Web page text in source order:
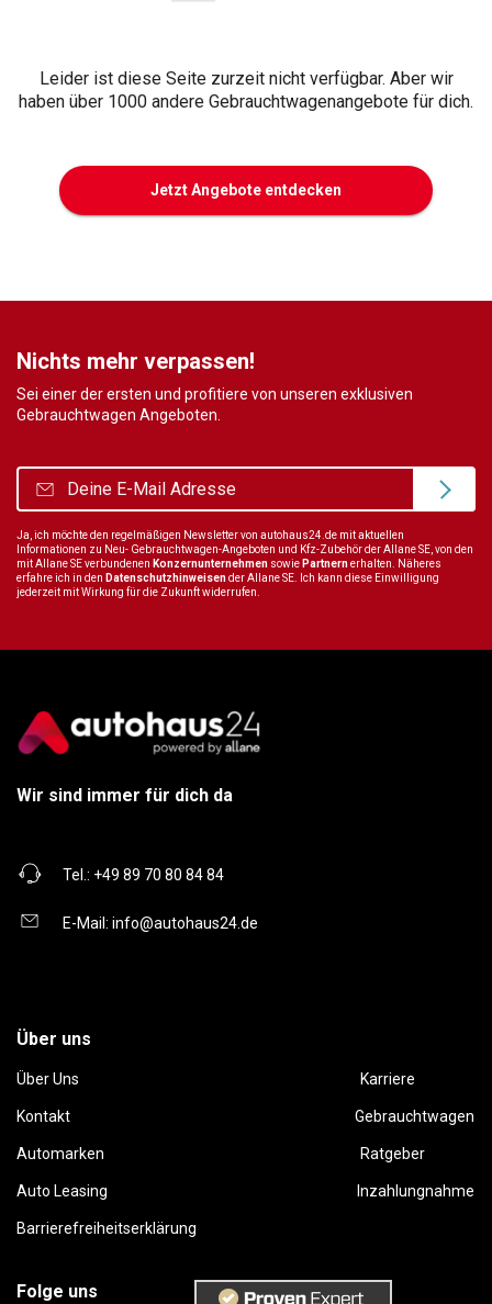
Leider ist diese Seite zurzeit nicht verfügbar. Aber wir
haben über 1000 andere Gebrauchtwagenangebote für dich.
Jetzt Angebote entdecken
Nichts mehr verpassen!
Sei einer der ersten und profitiere von unseren exklusiven
Gebrauchtwagen Angeboten.
Ja, ich möchte den regelmäßigen Newsletter von autohaus24.de mit aktuellen
Informationen zu Neu- Gebrauchtwagen-Angeboten und Kfz-Zubehör der Allane SE, von den
mit Allane SE verbundenen Konzernunternehmen sowie Partnernerhalten. Näheres
erfahre ich in den Datenschutzhinweisender Allane SE. Ich kann diese Einwilligung
jederzeit mit Wirkung für die Zukunft widerrufen.
Wir sind immer für dich da
Tel.: +49 89 70 80 84 84
E-Mail: info@autohaus24.de
Über uns
Über Uns Karriere
Kontakt Gebrauchtwagen
Automarken Ratgeber
Auto Leasing Inzahlungnahme
Barrierefreiheitserklärung
Folge uns